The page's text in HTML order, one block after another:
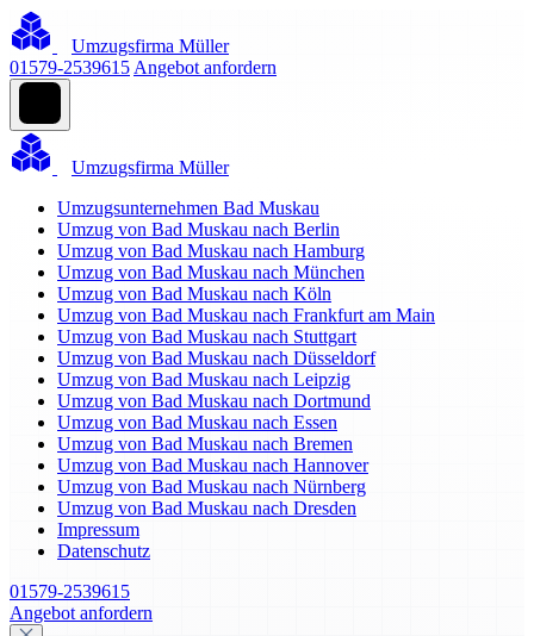
Umzugsfirma Müller
01579-2539615 Angebot anfordern
Umzugsfirma Müller
Umzugsunternehmen Bad Muskau
Umzug von Bad Muskau nach Berlin
Umzug von Bad Muskau nach Hamburg
Umzug von Bad Muskau nach München
Umzug von Bad Muskau nach Köln
Umzug von Bad Muskau nach Frankfurt am Main
Umzug von Bad Muskau nach Stuttgart
Umzug von Bad Muskau nach Düsseldorf
Umzug von Bad Muskau nach Leipzig
Umzug von Bad Muskau nach Dortmund
Umzug von Bad Muskau nach Essen
Umzug von Bad Muskau nach Bremen
Umzug von Bad Muskau nach Hannover
Umzug von Bad Muskau nach Nürnberg
Umzug von Bad Muskau nach Dresden
Impressum
Datenschutz
01579-2539615
Angebot anfordern